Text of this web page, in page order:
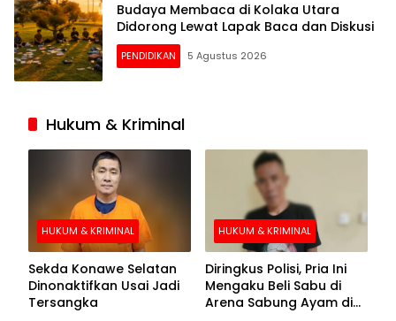
Budaya Membaca di Kolaka Utara
Didorong Lewat Lapak Baca dan Diskusi
PENDIDIKAN 5 Agustus 2026
Hukum & Kriminal
HUKUM & KRIMINAL
Sekda Konawe Selatan
Dinonaktifkan Usai Jadi
Tersangka
HUKUM & KRIMINAL
Diringkus Polisi, Pria Ini
Mengaku Beli Sabu di
Arena Sabung Ayam di